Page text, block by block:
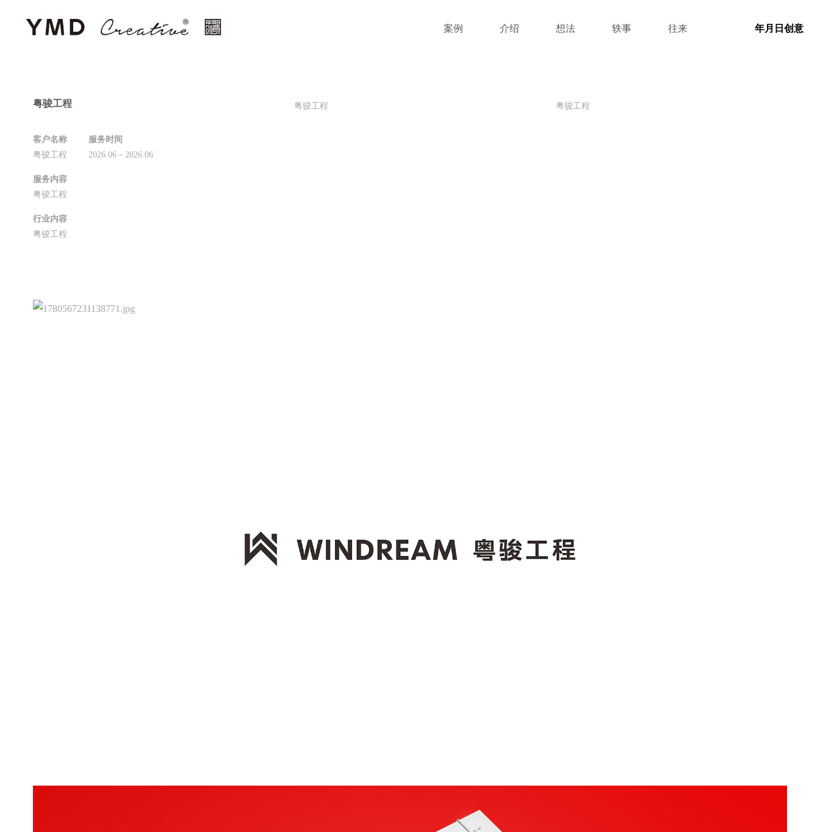
案例 介绍 想法 轶事 往来 年月日创意
粤骏工程
客户名称
粤骏工程
服务时间
2026.06－2026.06
服务内容
粤骏工程
行业内容
粤骏工程
粤骏工程 粤骏工程